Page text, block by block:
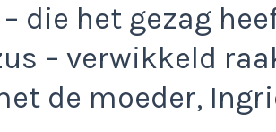
die het gezag
– verwikkeld
de moeder,